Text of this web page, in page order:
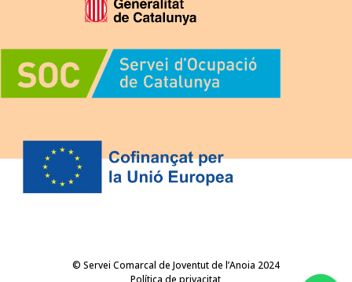
© Servei Comarcal de Joventut de l’Anoia 2024
Política de privacitat